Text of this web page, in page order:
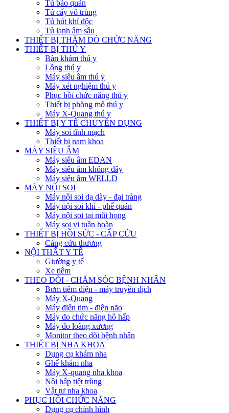
Tủ bảo quản
Tủ cấy vô trùng
Tủ hút khí độc
Tủ lạnh âm sâu
THIẾT BỊ THĂM DÒ CHỨC NĂNG
THIẾT BỊ THÚ Y
Bàn khám thú y
Lồng thú y
Máy siêu âm thú y
Máy xét nghiệm thú y
Phục hồi chức năng thú y
Thiết bị phòng mổ thú y
Máy X-Quang thú y
THIẾT BỊ Y TẾ CHUYÊN DỤNG
Máy soi tĩnh mạch
Thiết bị nam khoa
MÁY SIÊU ÂM
Máy siêu âm EDAN
Máy siêu âm không dây
Máy siêu âm WELLD
MÁY NỘI SOI
Máy nội soi dạ dày - đại tràng
Máy nội soi khí - phế quản
Máy nội soi tai mũi họng
Máy soi vi tuần hoàn
THIẾT BỊ HỒI SỨC - CẤP CỨU
Cáng cứu thương
NỘI THẤT Y TẾ
Giường y tế
Xe tiêm
THEO DÕI - CHĂM SÓC BỆNH NHÂN
Bơm tiêm điện - máy truyền dịch
Máy X-Quang
Máy điện tim - điện não
Máy đo chức năng hô hấp
Máy đo loãng xương
Monitor theo dõi bệnh nhân
THIẾT BỊ NHA KHOA
Dụng cụ khám nha
Ghế khám nha
Máy X-quang nha khoa
Nồi hấp tiệt trùng
Vật tư nha khoa
PHỤC HỒI CHỨC NĂNG
Dụng cụ chỉnh hình